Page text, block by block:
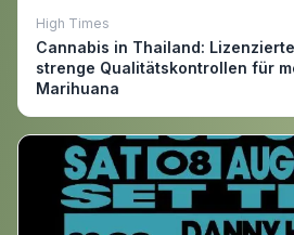
High Times
Cannabis in Thailand:
strenge Qualitätskontrollen für
Marihuana